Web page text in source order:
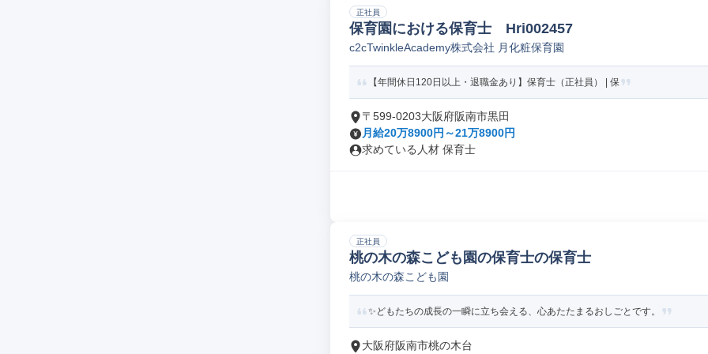
正社員
保育園における保育士 Hri002457
c2cTwinkleAcademy株式会社 月化粧保育園
【年間休日120日以上・退職金あり】保育士（正社員） | 保
〒599-0203大阪府阪南市黒田
月給20万8900円～21万8900円
求めている人材 保育士
正社員
桃の木の森こども園の保育士の保育士
桃の木の森こども園
✨どもたちの成長の一瞬に立ち会える、心あたたまるおしごとです。
大阪府阪南市桃の木台